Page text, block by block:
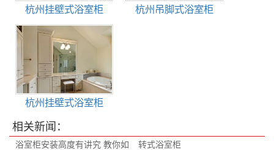
杭州挂壁式浴室柜 杭州吊脚式浴室柜
杭州挂壁式浴室柜
相关新闻：
​浴室柜安装高度有讲究 教你如
转式浴室柜